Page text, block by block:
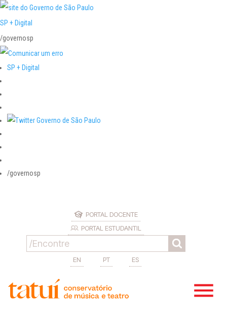
SP + Digital
/governosp
SP + Digital
/governosp
PORTAL DOCENTE
PORTAL ESTUDANTIL
EN PT ES